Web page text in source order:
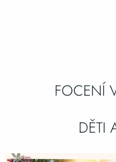
FOCENÍ
DĚTI